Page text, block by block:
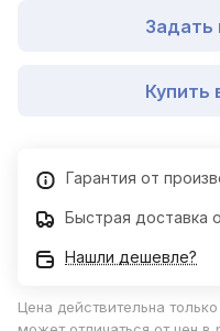
Задать
Купить
Гарантия от
Быстрая доставка
Нашли дешевле?
Цена действительна